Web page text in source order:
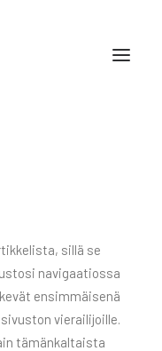
sillä se
navigaatiossa
ensimmäisenä
vierailijoille.
tämänkaltaista